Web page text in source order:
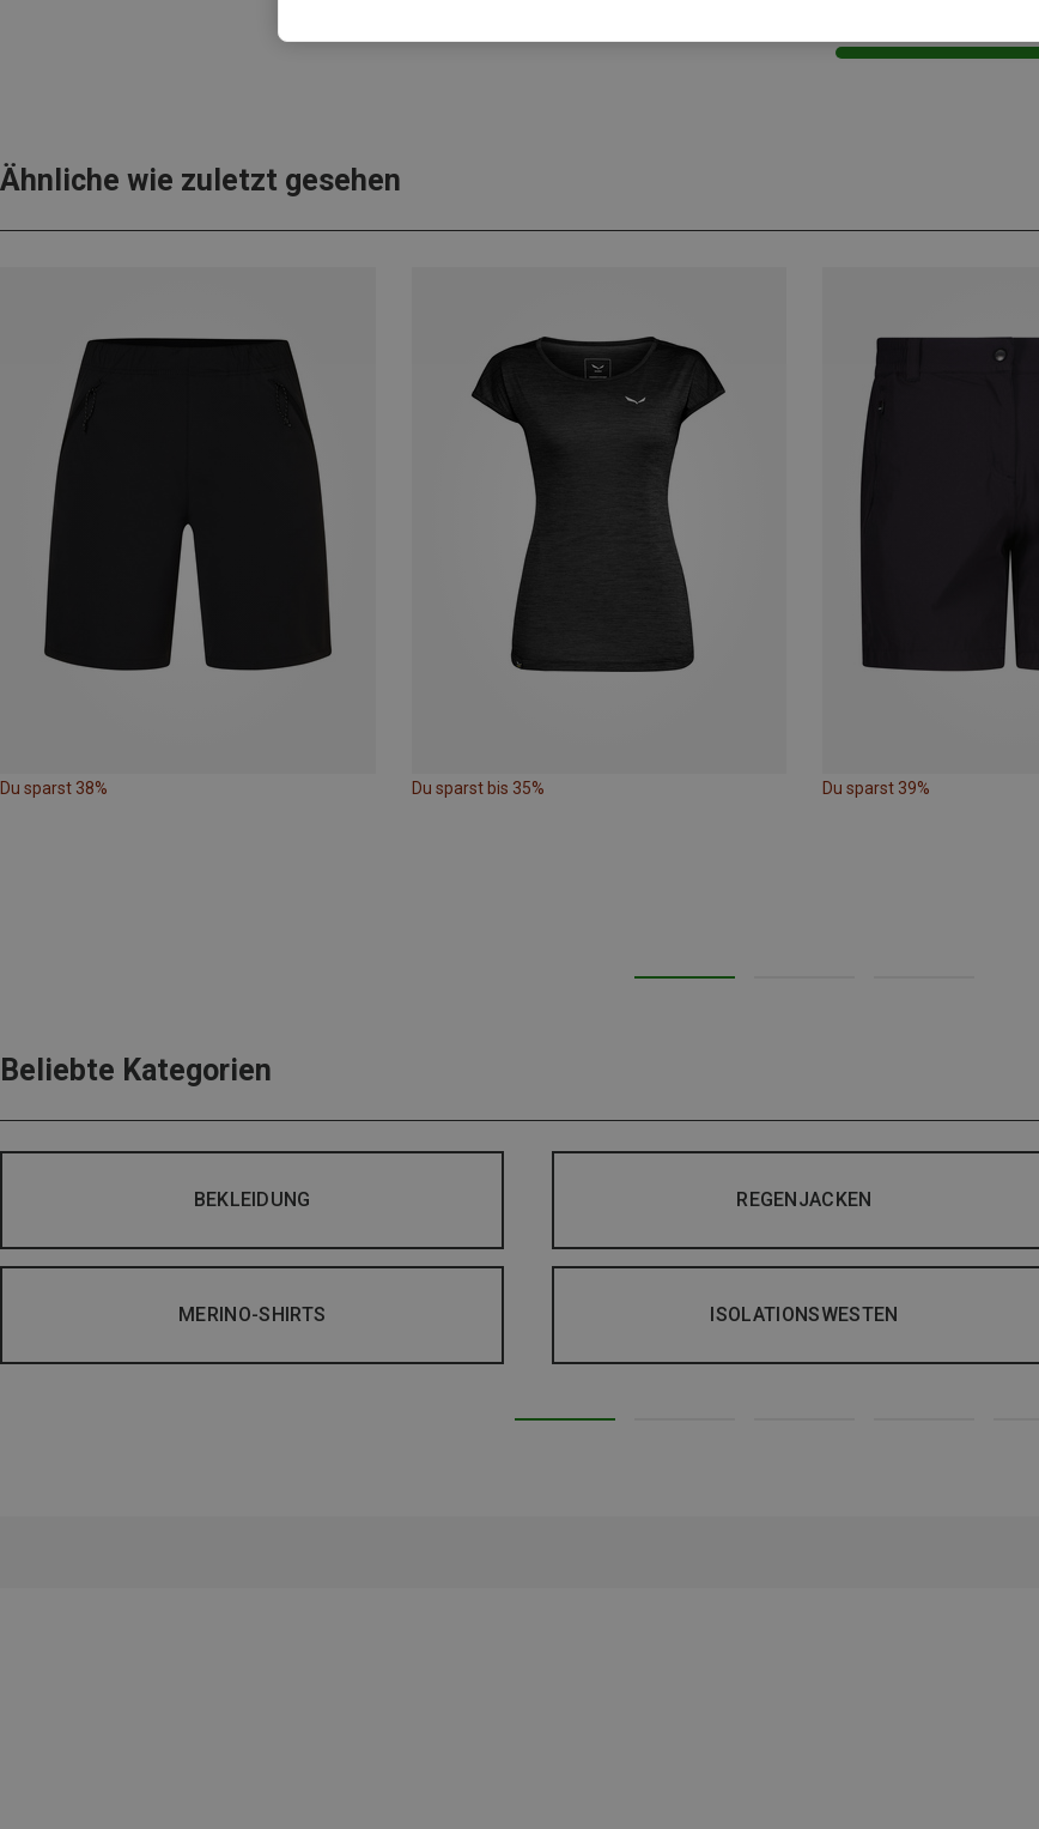
Ähnliche wie zuletzt gesehen
Du sparst 38% Du sparst bis 35% Du sparst 39%
Beliebte Kategorien
BEKLEIDUNG REGENJACKEN
MERINO-SHIRTS ISOLATIONSWESTEN